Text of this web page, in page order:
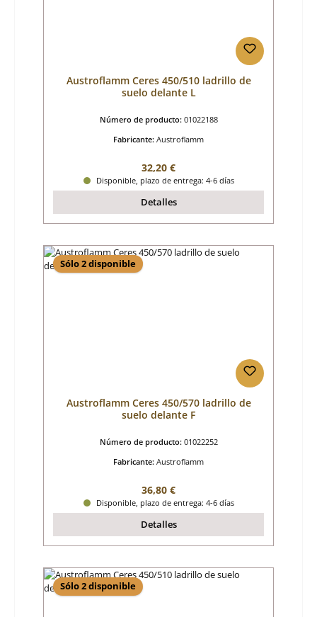
Austroflamm Ceres 450/510 ladrillo de
suelo delante L
Número de producto: 01022188
Fabricante: Austroflamm
Precio normal:
32,20 €
Disponible, plazo de entrega: 4-6 días
Detalles
Sólo 2 disponible
Austroflamm Ceres 450/570 ladrillo de
suelo delante F
Número de producto: 01022252
Fabricante: Austroflamm
Precio normal:
36,80 €
Disponible, plazo de entrega: 4-6 días
Detalles
Sólo 2 disponible